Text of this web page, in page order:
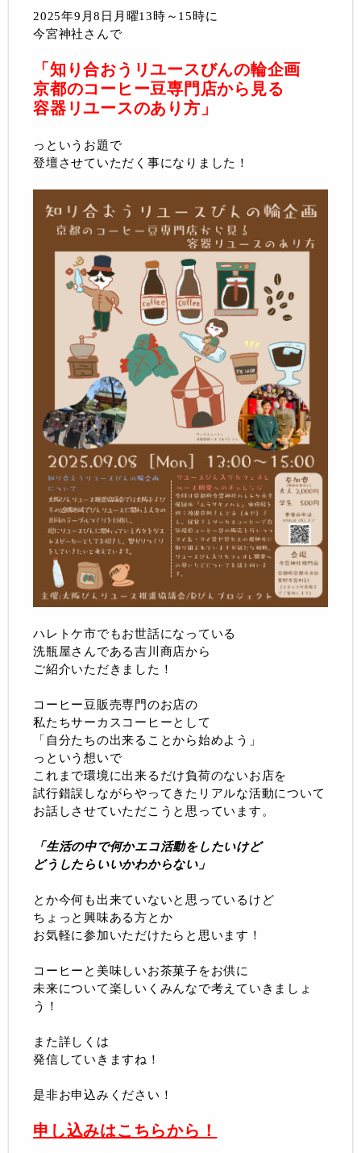
2025年9月8日月曜13時～15時に
今宮神社さんで
「知り合おうリユースびんの輪企画
京都のコーヒー豆専門店から見る
容器リユースのあり方」
っというお題で
登壇させていただく事になりました！
ハレトケ市でもお世話になっている
洗瓶屋さんである吉川商店から
ご紹介いただきました！
コーヒー豆販売専門のお店の
私たちサーカスコーヒーとして
「自分たちの出来ることから始めよう」
っという想いで
これまで環境に出来るだけ負荷のないお店を
試行錯誤しながらやってきたリアルな活動について
お話しさせていただこうと思っています。
「生活の中で何かエコ活動をしたいけど
どうしたらいいかわからない」
とか今何も出来ていないと思っているけど
ちょっと興味ある方とか
お気軽に参加いただけたらと思います！
コーヒーと美味しいお茶菓子をお供に
未来について楽しいくみんなで考えていきましょ
う！
また詳しくは
発信していきますね！
是非お申込みください！
申し込みはこちらから！